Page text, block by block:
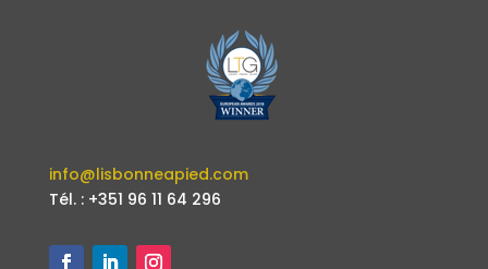
info@lisbonneapied.com
Tél. : +351 96 11 64 296